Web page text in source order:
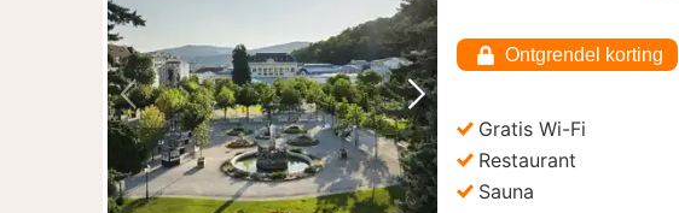
Vorige foto Volgende foto
€
Ontgrendel korting
Gratis Wi-Fi
Restaurant
Sauna